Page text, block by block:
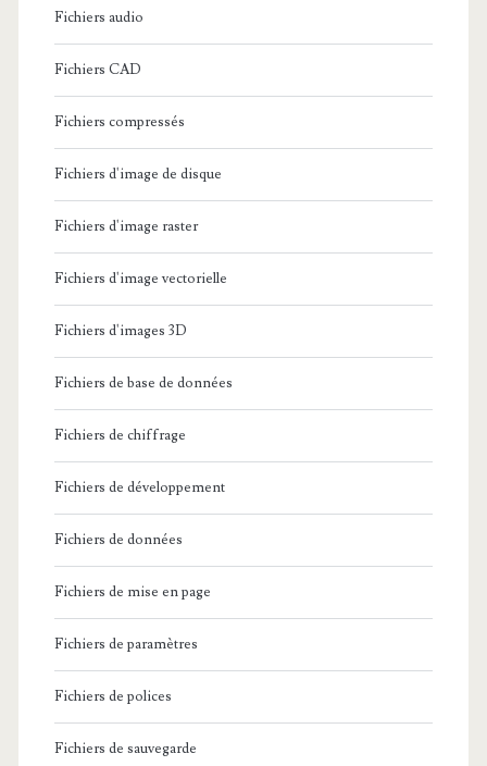
Fichiers audio
Fichiers CAD
Fichiers compressés
Fichiers d'image de disque
Fichiers d'image raster
Fichiers d'image vectorielle
Fichiers d'images 3D
Fichiers de base de données
Fichiers de chiffrage
Fichiers de développement
Fichiers de données
Fichiers de mise en page
Fichiers de paramètres
Fichiers de polices
Fichiers de sauvegarde